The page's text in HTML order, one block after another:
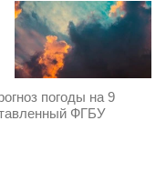
погоды на 9
ФГБУ